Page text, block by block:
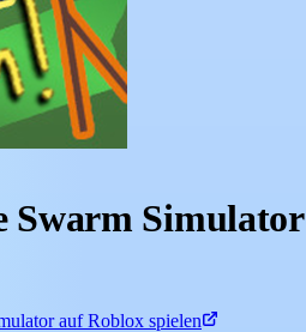
Swarm Simulator
auf Roblox spielen